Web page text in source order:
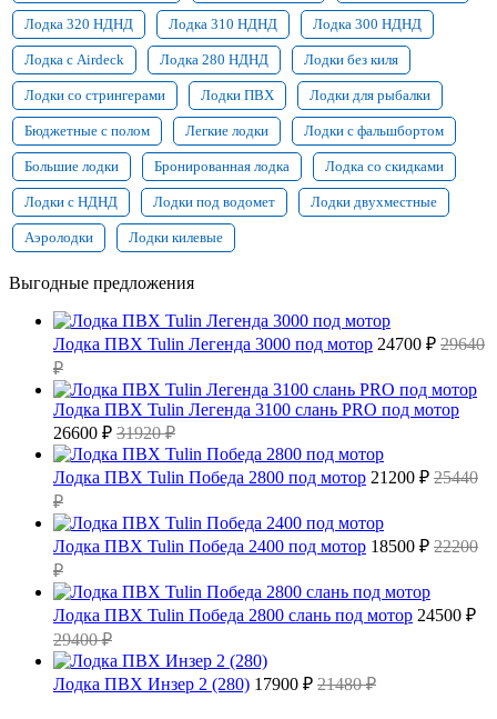
Лодка 320 НДНД Лодка 310 НДНД Лодка 300 НДНД
Лодка с Airdeck Лодка 280 НДНД Лодки без киля
Лодки со стрингерами Лодки ПВХ Лодки для рыбалки
Бюджетные с полом Легкие лодки Лодки с фальшбортом
Большие лодки Бронированная лодка Лодка со скидками
Лодки с НДНД Лодки под водомет Лодки двухместные
Аэролодки Лодки килевые
Выгодные предложения
Лодка ПВХ Tulin Легенда 3000 под мотор 24700 ₽ 29640
₽
Лодка ПВХ Tulin Легенда 3100 слань PRO под мотор
26600 ₽ 31920 ₽
Лодка ПВХ Tulin Победа 2800 под мотор 21200 ₽ 25440
₽
Лодка ПВХ Tulin Победа 2400 под мотор 18500 ₽ 22200
₽
Лодка ПВХ Tulin Победа 2800 слань под мотор 24500 ₽
29400 ₽
Лодка ПВХ Инзер 2 (280) 17900 ₽ 21480 ₽